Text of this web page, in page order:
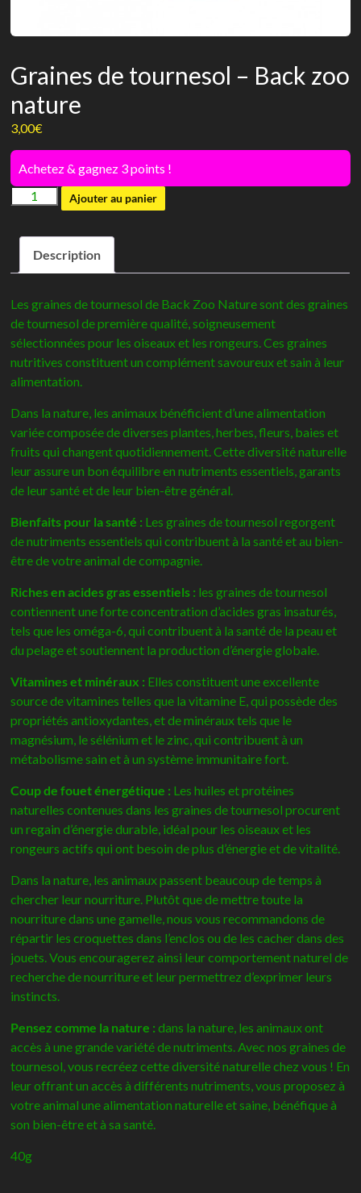
Graines de tournesol – Back zoo
nature
3,00€
Achetez & gagnez 3 points !
quantité
Graines
tournesol
Back
zoo
nature
Ajouter au panier
Description
Les graines de tournesol de Back Zoo Nature sont des graines
de tournesol de première qualité, soigneusement
sélectionnées pour les oiseaux et les rongeurs. Ces graines
nutritives constituent un complément savoureux et sain à leur
alimentation.
Dans la nature, les animaux bénéficient d’une alimentation
variée composée de diverses plantes, herbes, fleurs, baies et
fruits qui changent quotidiennement. Cette diversité naturelle
leur assure un bon équilibre en nutriments essentiels, garants
de leur santé et de leur bien-être général.
Bienfaits pour la santé : Les graines de tournesol regorgent
de nutriments essentiels qui contribuent à la santé et au bien-
être de votre animal de compagnie.
Riches en acides gras essentiels : les graines de tournesol
contiennent une forte concentration d’acides gras insaturés,
tels que les oméga-6, qui contribuent à la santé de la peau et
du pelage et soutiennent la production d’énergie globale.
Vitamines et minéraux : Elles constituent une excellente
source de vitamines telles que la vitamine E, qui possède des
propriétés antioxydantes, et de minéraux tels que le
magnésium, le sélénium et le zinc, qui contribuent à un
métabolisme sain et à un système immunitaire fort.
Coup de fouet énergétique : Les huiles et protéines
naturelles contenues dans les graines de tournesol procurent
un regain d’énergie durable, idéal pour les oiseaux et les
rongeurs actifs qui ont besoin de plus d’énergie et de vitalité.
Dans la nature, les animaux passent beaucoup de temps à
chercher leur nourriture. Plutôt que de mettre toute la
nourriture dans une gamelle, nous vous recommandons de
répartir les croquettes dans l’enclos ou de les cacher dans des
jouets. Vous encouragerez ainsi leur comportement naturel de
recherche de nourriture et leur permettrez d’exprimer leurs
instincts.
Pensez comme la nature : dans la nature, les animaux ont
accès à une grande variété de nutriments. Avec nos graines de
tournesol, vous recréez cette diversité naturelle chez vous ! En
leur offrant un accès à différents nutriments, vous proposez à
votre animal une alimentation naturelle et saine, bénéfique à
son bien-être et à sa santé.
40g